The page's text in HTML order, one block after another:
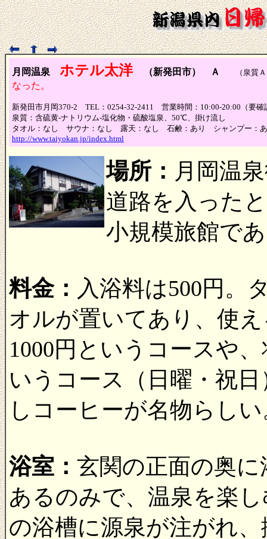
月岡温泉 ホテル太洋 （新発田市） Ａ （泉質Ａ
なった。
新発田市月岡370-2 TEL：0254-32-2411 営業時間：10:00-20:00（要
泉質：含硫黄-ナトリウム-塩化物・硫酸塩泉、50℃、掛け流し
タオル：なし サウナ：なし 露天：なし 石鹸：あり シャンプー：
http://www.taiyokan.jp/index.html
場所： 月岡温
道路を入った
小規模旅館で
料金： 入浴料は500円。
オルが置いてあり、使
1000円というコースや
いうコース（日曜・祝
しコーヒーが名物らし
浴室： 玄関の正面の奥
あるのみで、温泉を楽
の浴槽に源泉が注がれ